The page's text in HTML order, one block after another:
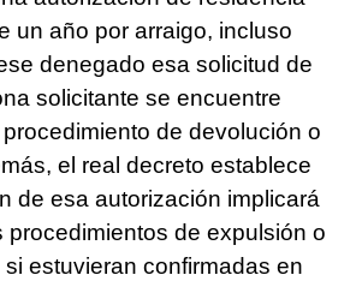
un año por arraigo, incluso
denegado esa solicitud de
solicitante se encuentre
de devolución o
el real decreto establece
de esa autorización implicará
procedimientos de expulsión o
estuvieran confirmadas en